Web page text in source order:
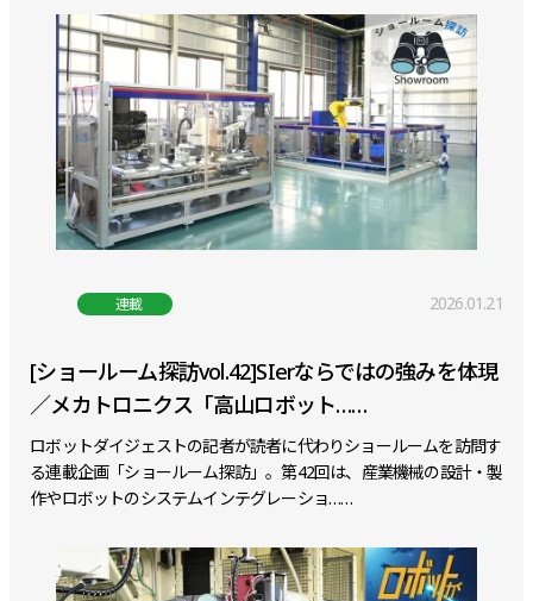
連載 2026.01.21
[ショールーム探訪vol.42]SIerならではの強みを体現
／メカトロニクス「高山ロボット……
ロボットダイジェストの記者が読者に代わりショールームを訪問す
る連載企画「ショールーム探訪」。第42回は、産業機械の設計・製
作やロボットのシステムインテグレーショ……